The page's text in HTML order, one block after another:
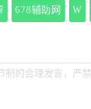
678辅助网 W